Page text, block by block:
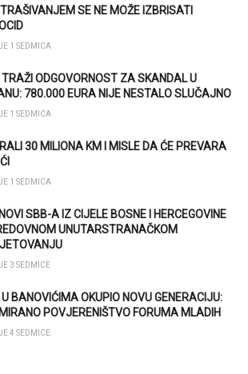
SE NE MOŽE IZBRISATI
1 SEDMICA
ODGOVORNOST ZA SKANDAL U
780.000 EURA NIJE NESTALO SLUČAJNO
1 SEDMICA
30 MILIONA KM I MISLE DA ĆE PREVARA
1 SEDMICA
SBB-A IZ CIJELE BOSNE I HERCEGOVINE
UNUTARSTRANAČKOM
3 SEDMICE
BANOVIĆIMA OKUPIO NOVU GENERACIJU:
POVJERENIŠTVO FORUMA MLADIH
4 SEDMICE